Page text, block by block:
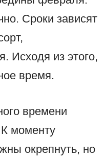
Сроки зависят
Исходя из этого,
время.
времени
К моменту
окрепнуть, но